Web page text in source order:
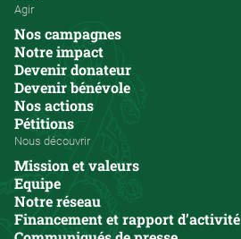
Agir
Nos campagnes
Notre impact
Devenir donateur
Devenir bénévole
Nos actions
Pétitions
Nous découvrir
Mission et valeurs
Equipe
Notre réseau
Financement et rapport d’activité